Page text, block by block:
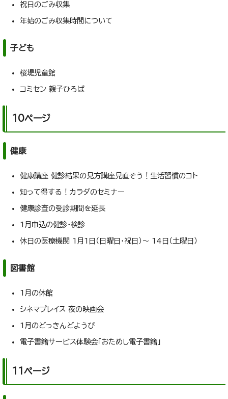
祝日のごみ収集
年始のごみ収集時間について
子ども
桜堤児童館
コミセン 親子ひろば
10ページ
健康
健康講座 健診結果の見方講座見直そう！生活習慣のコト
知って得する！カラダのセミナー
健康診査の受診期間を延長
1月申込の健診・検診
休日の医療機関 1月1日（日曜日・祝日）～ 14日（土曜日）
図書館
1月の休館
シネマプレイス 夜の映画会
1月のどっきんどようび
電子書籍サービス体験会「おためし電子書籍」
11ページ